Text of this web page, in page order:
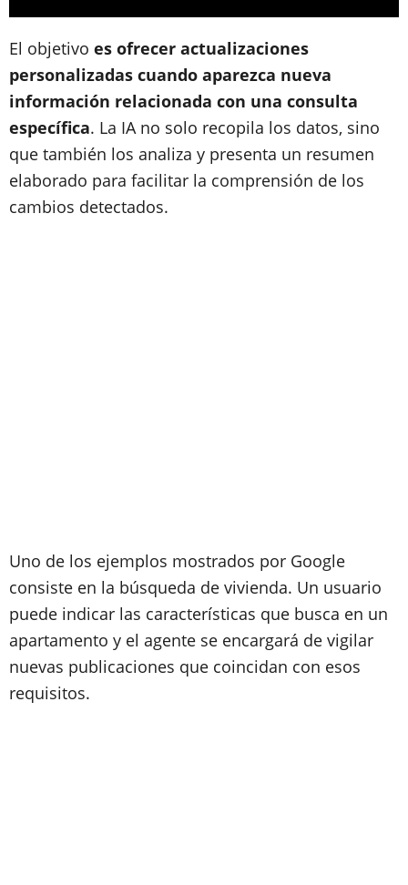
El objetivo es ofrecer actualizaciones
personalizadas cuando aparezca nueva
información relacionada con una consulta
específica. La IA no solo recopila los datos, sino
que también los analiza y presenta un resumen
elaborado para facilitar la comprensión de los
cambios detectados.
Uno de los ejemplos mostrados por Google
consiste en la búsqueda de vivienda. Un usuario
puede indicar las características que busca en un
apartamento y el agente se encargará de vigilar
nuevas publicaciones que coincidan con esos
requisitos.